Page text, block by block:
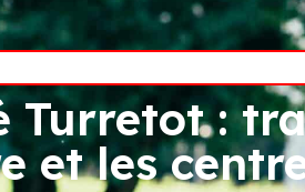
Turretot :
et les